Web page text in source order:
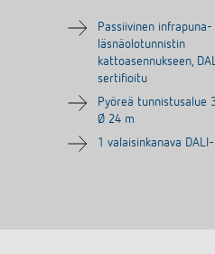
Passiivinen infrapuna-
läsnäolotunnistin
kattoasennukseen,
sertifioitu
Pyöreä tunnistusalue
Ø 24 m
1 valaisinkanava